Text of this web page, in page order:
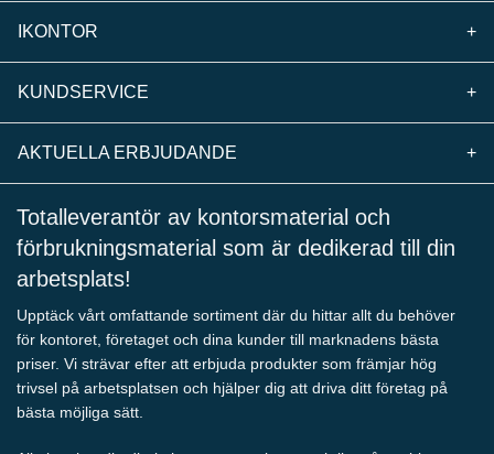
IKONTOR +
KUNDSERVICE +
AKTUELLA ERBJUDANDE +
Totalleverantör av kontorsmaterial och
förbrukningsmaterial som är dedikerad till din
arbetsplats!
Upptäck vårt omfattande sortiment där du hittar allt du behöver
för kontoret, företaget och dina kunder till marknadens bästa
priser. Vi strävar efter att erbjuda produkter som främjar hög
trivsel på arbetsplatsen och hjälper dig att driva ditt företag på
bästa möjliga sätt.